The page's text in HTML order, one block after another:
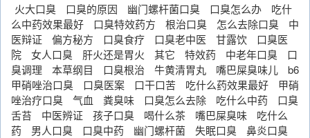
火大口臭 口臭的原因 幽门螺杆菌口臭 口臭怎么办
吃什
么中药效果最好
口臭特效药方 根治口臭 怎么去除口臭
中
医辩证
偏方秘方 口臭食疗 口臭老中医 甘露饮
口臭医
院
女人口臭 肝火还是胃火 其它 特效药 中老年口臭
口
臭调理
本草纲目 口臭根治 牛黄清胃丸 嘴巴屎臭味儿
b6
甲硝唑治口臭
口臭医案 口干口苦 吃什么药效果最好
甲硝
唑治疗口臭
气血 粪臭味 口臭怎么去除 吃什么中药
口臭
舌苔
中医辨证 孩子口臭 喝什么茶 嘴巴屎臭味
吃什么
药
男人口臭 口臭中药 幽门螺杆菌 失眠口臭
鼻炎口臭